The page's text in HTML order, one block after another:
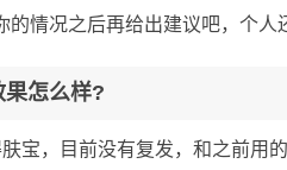
情况之后再给出建议吧，个人
怎么样?
宝，目前没有复发，和之前用